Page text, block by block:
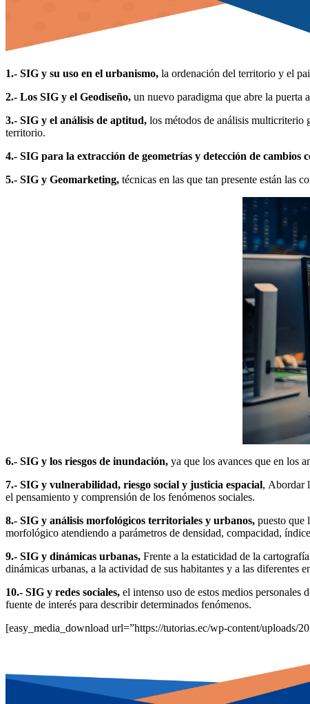
1.- SIG y su uso en el urbanismo, la ordenación del territorio y el
2.- Los SIG y el Geodiseño, un nuevo paradigma que abre la puerta
3.- SIG y el análisis de aptitud, los métodos de análisis multicriterio
territorio.
4.- SIG para la extracción de geometrías y detección de cambios
5.- SIG y Geomarketing, técnicas en las que tan presente están las
6.- SIG y los riesgos de inundación, ya que los avances que en los
7.- SIG y vulnerabilidad, riesgo social y justicia espacial, Abordar
el pensamiento y comprensión de los fenómenos sociales.
8.- SIG y análisis morfológicos territoriales y urbanos, puesto que
morfológico atendiendo a parámetros de densidad, compacidad,
9.- SIG y dinámicas urbanas, Frente a la estaticidad de la
dinámicas urbanas, a la actividad de sus habitantes y a las diferentes
10.- SIG y redes sociales, el intenso uso de estos medios personales
fuente de interés para describir determinados fenómenos.
[easy_media_download url=”https://tutorias.ec/wp-content/